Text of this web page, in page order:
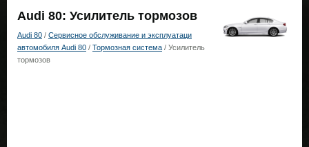
Audi 80: Усилитель тормозов
Audi 80 / Сервисное обслуживание и эксплуатаци
автомобиля Audi 80 / Тормозная система / Усилитель
тормозов